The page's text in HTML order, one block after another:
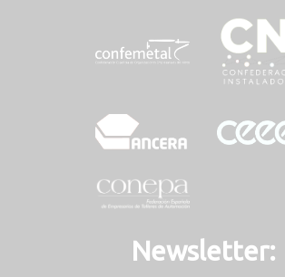
Newsletter: